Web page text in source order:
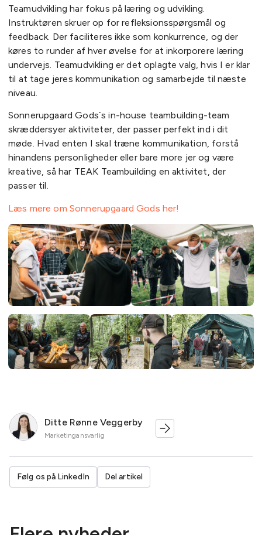
Teamudvikling har fokus på læring og udvikling.
Instruktøren skruer op for refleksionsspørgsmål og
feedback. Der faciliteres ikke som konkurrence, og der
køres to runder af hver øvelse for at inkorporere læring
undervejs. Teamudvikling er det oplagte valg, hvis I er klar
til at tage jeres kommunikation og samarbejde til næste
niveau.
Sonnerupgaard Gods´s in-house teambuilding-team
skræddersyer aktiviteter, der passer perfekt ind i dit
møde. Hvad enten I skal træne kommunikation, forstå
hinandens personligheder eller bare more jer og være
kreative, så har TEAK Teambuilding en aktivitet, der
passer til.
Læs mere om Sonnerupgaard Gods her!
Ditte Rønne Veggerby
Marketingansvarlig
Følg os på LinkedIn Del artikel